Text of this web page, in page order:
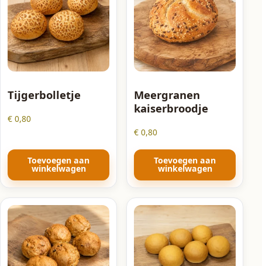
Tijgerbolletje
€ 0,80
Toevoegen aan
winkelwagen
Meergranen
kaiserbroodje
€ 0,80
Toevoegen aan
winkelwagen